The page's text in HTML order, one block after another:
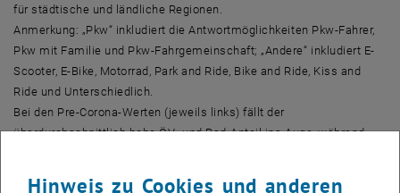
für städtische und ländliche Regionen.
Anmerkung: „Pkw“ inkludiert die Antwortmöglichkeiten Pkw-Fahrer,
Pkw mit Familie und Pkw-Fahrgemeinschaft; „Andere“ inkludiert E-
Scooter, E-Bike, Motorrad, Park and Ride, Bike and Ride, Kiss and
Ride und Unterschiedlich.
Bei den Pre-Corona-Werten (jeweils links) fällt der
überdurchschnittlich hohe ÖV- und Rad-Anteil ins Auge, während
Hinweis zu Cookies und anderen